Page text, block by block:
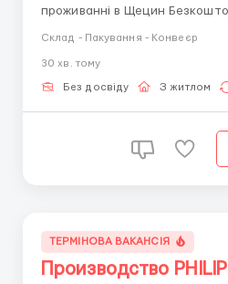
проживанні в Щецин ️Безкоштовний доїзд на місце
(Робочих 5-7 днів на тиждень) 3-5 вихідних днів на
місяць ️Графік ковзаючий,
Склад - Пакування - Конвеєр
30 хв. тому
Без досвіду З житлом
ТЕРМІНОВА ВАКАНСІЯ
Производство